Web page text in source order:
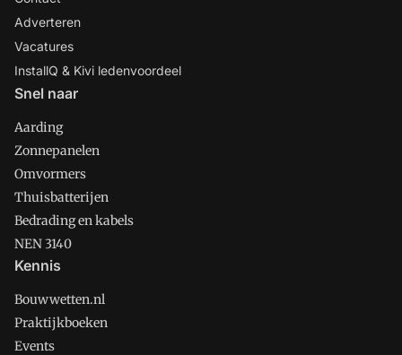
Adverteren
Vacatures
InstallQ & Kivi ledenvoordeel
Snel naar
Aarding
Zonnepanelen
Omvormers
Thuisbatterijen
Bedrading en kabels
NEN 3140
Kennis
Bouwwetten.nl
Praktijkboeken
Events